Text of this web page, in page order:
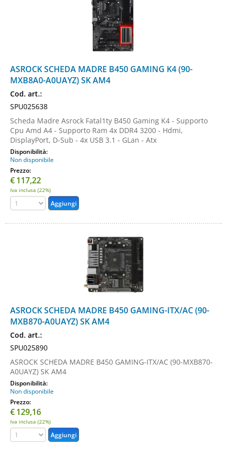
ASROCK SCHEDA MADRE B450 GAMING K4 (90-
MXB8A0-A0UAYZ) SK AM4
Cod. art.:
SPU025638
Scheda Madre Asrock Fatal1ty B450 Gaming K4 - Supporto
Cpu Amd A4 - Supporto Ram 4x DDR4 3200 - Hdmi,
DisplayPort, D-Sub - 4x USB 3.1 - GLan - Atx
Disponibilità:
Non disponibile
Prezzo:
€117,22
Iva inclusa (22%)
ASROCK SCHEDA MADRE B450 GAMING-ITX/AC (90-
MXB870-A0UAYZ) SK AM4
Cod. art.:
SPU025890
ASROCK SCHEDA MADRE B450 GAMING-ITX/AC (90-MXB870-
A0UAYZ) SK AM4
Disponibilità:
Non disponibile
Prezzo:
€129,16
Iva inclusa (22%)